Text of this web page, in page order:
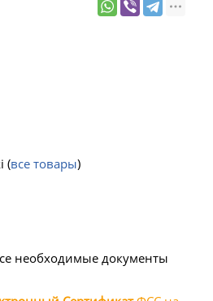
(все товары)
необходимые документы